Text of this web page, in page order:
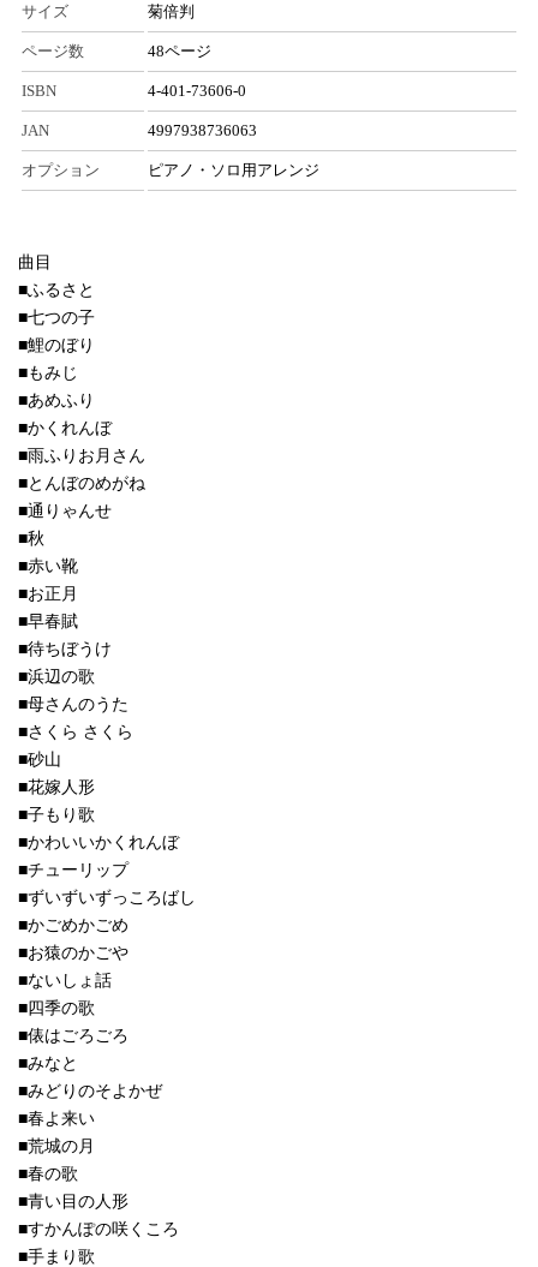
サイズ 菊倍判
ページ数 48ページ
ISBN 4-401-73606-0
JAN 4997938736063
オプション ピアノ・ソロ用アレンジ
曲目
■ふるさと
■七つの子
■鯉のぼり
■もみじ
■あめふり
■かくれんぼ
■雨ふりお月さん
■とんぼのめがね
■通りゃんせ
■秋
■赤い靴
■お正月
■早春賦
■待ちぼうけ
■浜辺の歌
■母さんのうた
■さくら さくら
■砂山
■花嫁人形
■子もり歌
■かわいいかくれんぼ
■チューリップ
■ずいずいずっころばし
■かごめかごめ
■お猿のかごや
■ないしょ話
■四季の歌
■俵はごろごろ
■みなと
■みどりのそよかぜ
■春よ来い
■荒城の月
■春の歌
■青い目の人形
■すかんぽの咲くころ
■手まり歌